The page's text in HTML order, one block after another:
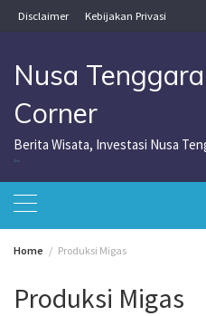
Skip
to
Disclaimer Kebijakan Privasi
Nusa
Corner
Berita Wisata, Investasi Nusa
Home Produksi Migas
Produksi Migas